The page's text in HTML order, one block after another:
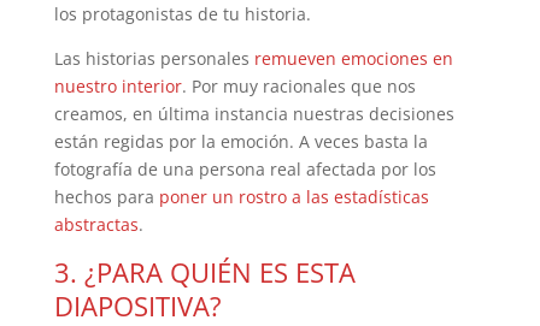
los protagonistas de tu historia.
Las historias personales remueven emociones en
nuestro interior. Por muy racionales que nos
creamos, en última instancia nuestras decisiones
están regidas por la emoción. A veces basta la
fotografía de una persona real afectada por los
hechos para poner un rostro a las estadísticas
abstractas.
3. ¿PARA QUIÉN ES ESTA
DIAPOSITIVA?